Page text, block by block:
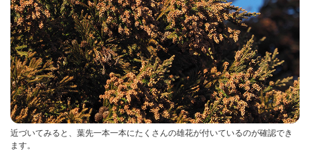
近づいてみると、葉先一本一本にたくさんの雄花が付いているのが確認でき
ます。